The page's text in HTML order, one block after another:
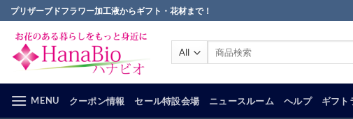
Skip
to
content
プリザーブドフラワー加工液からギフト・花材まで！
検
象:
MENU クーポン情報 セール特設会場 ニュースルーム ヘルプ ギフト